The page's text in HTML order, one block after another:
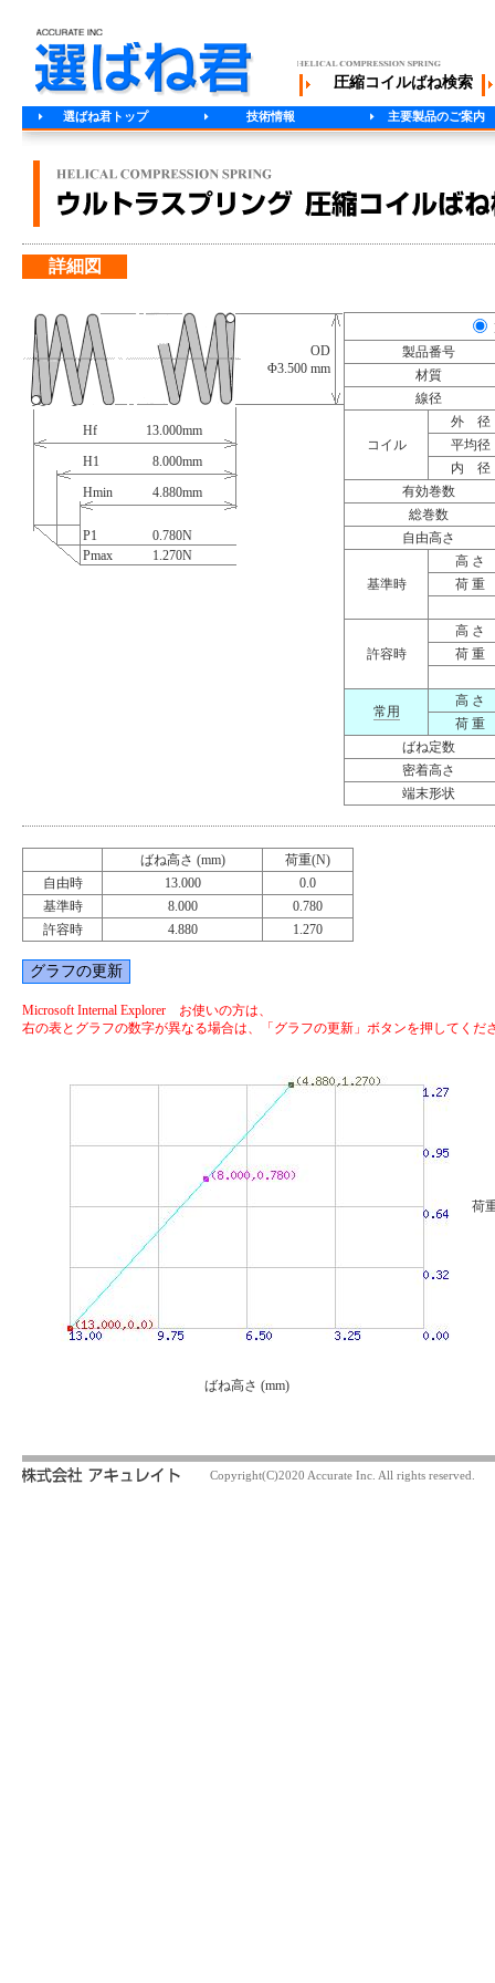
圧縮コイルばね検索
選ばね君トップ 技術情報 主要製品のご案内
詳細図
OD
Φ3.500 mm
Hf 13.000mm
H1
8.000mm
Hmin
4.880mm
P1 0.780N
Pmax
1.270N
製品番号
材質
線径
コイル
外 径
平均径
内 径
有効巻数
総巻数
自由高さ
基準時
高 さ
荷 重
許容時
高 さ
荷 重
常用
高 さ
荷 重
ばね定数
密着高さ
端末形状
ばね高さ (mm)
荷重(N)
自由時
13.000
0.0
基準時
8.000
0.780
許容時
4.880 1.270
Microsoft Internal Explorer お使いの方は、
右の表とグラフの数字が異なる場合は、「グラフの更新」ボタンを押してくだ
荷
ばね高さ (mm)
Copyright(C)2020 Accurate Inc. All rights reserved.